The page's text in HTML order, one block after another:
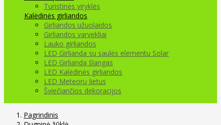
Turistinės viryklės
Kalėdinės girliandos
Girliandos užuolaidos
Girliandos varvekliai
Lauko girliandos
LED Girlianda su saulės elementu Solar
LED Girlianda šlangas
LED Kalėdinės girliandos
LED Meteorų lietus
Šviečiančios dekoracijos
Pagrindinis